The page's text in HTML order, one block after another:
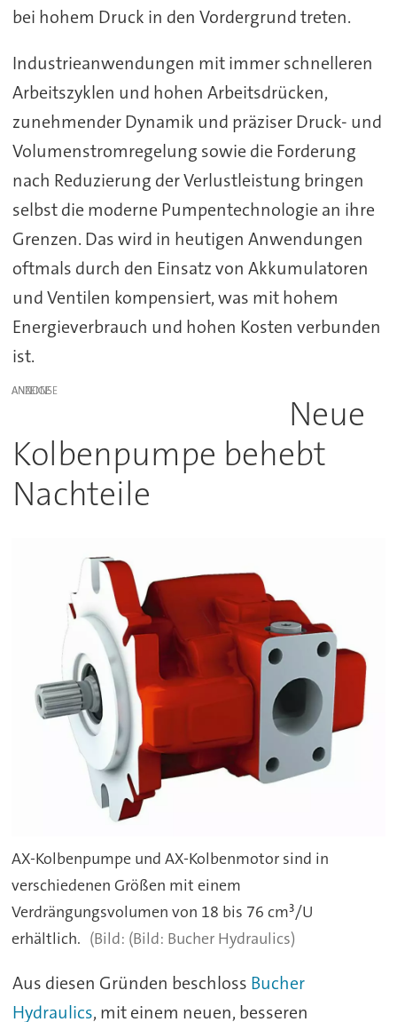
bei hohem Druck in den Vordergrund treten.
Industrieanwendungen mit immer schnelleren
Arbeitszyklen und hohen Arbeitsdrücken,
zunehmender Dynamik und präziser Druck- und
Volumenstromregelung sowie die Forderung
nach Reduzierung der Verlustleistung bringen
selbst die moderne Pumpentechnologie an ihre
Grenzen. Das wird in heutigen Anwendungen
oftmals durch den Einsatz von Akkumulatoren
und Ventilen kompensiert, was mit hohem
Energieverbrauch und hohen Kosten verbunden
ist.
ANZEIGE
Neue
Kolbenpumpe behebt
Nachteile
AX-Kolbenpumpe und AX-Kolbenmotor sind in
verschiedenen Größen mit einem
Verdrängungsvolumen von 18 bis 76 cm³/U
erhältlich.
(Bild: Bucher Hydraulics)
Aus diesen Gründen beschloss Bucher
Hydraulics, mit einem neuen, besseren